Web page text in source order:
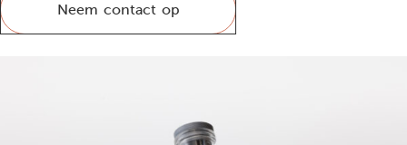
Neem contact op